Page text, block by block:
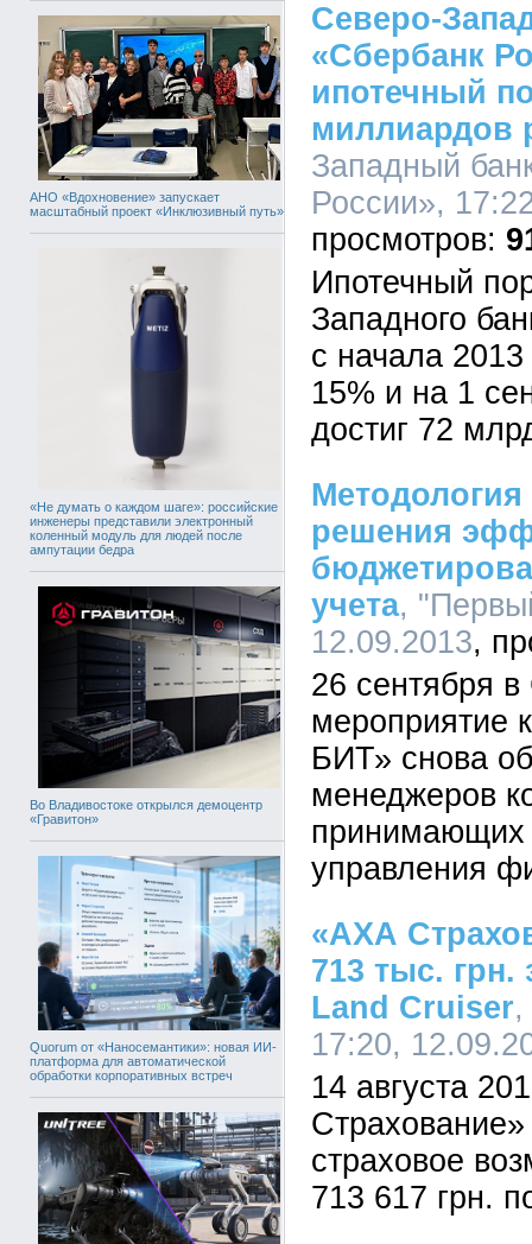
АНО «Вдохновение» запускает
масштабный проект «Инклюзивный путь»
«Не думать о каждом шаге»: российские
инженеры представили электронный
коленный модуль для людей после
ампутации бедра
Во Владивостоке открылся демоцентр
«Гравитон»
Quorum от «Наносемантики»: новая ИИ-
платформа для автоматической
обработки корпоративных встреч
Северо-
«Сбербанк
ипотечный
миллиардов
Западный
России»,
Ипотечный
Западного
с начала
15% и на 1
достиг 72
решения
учета,
12.09.2013
26 сентября в
мероприятие
БИТ» снова
менеджеров
принимающих
управления
«АХА
713 тыс. грн.
Land Cruiser,
17:20,
14 августа
страховое
713 617 грн.